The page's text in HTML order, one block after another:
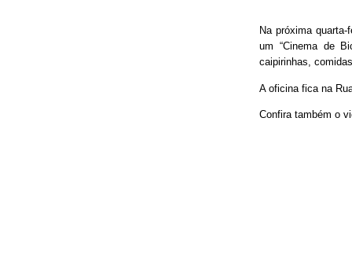
Na próxima
um “Cinema de
caipirinhas,
A oficina fica na
Confira também o